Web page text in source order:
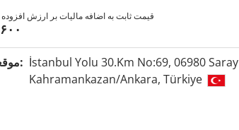
EXW قیمت ثابت به اضافه مالیات بر ارزش افزوده
‎€۲٬۶۰۰
موقعیت: İstanbul Yolu 30.Km No:69, 06980 Saray
Kahramankazan/Ankara, Türkiye